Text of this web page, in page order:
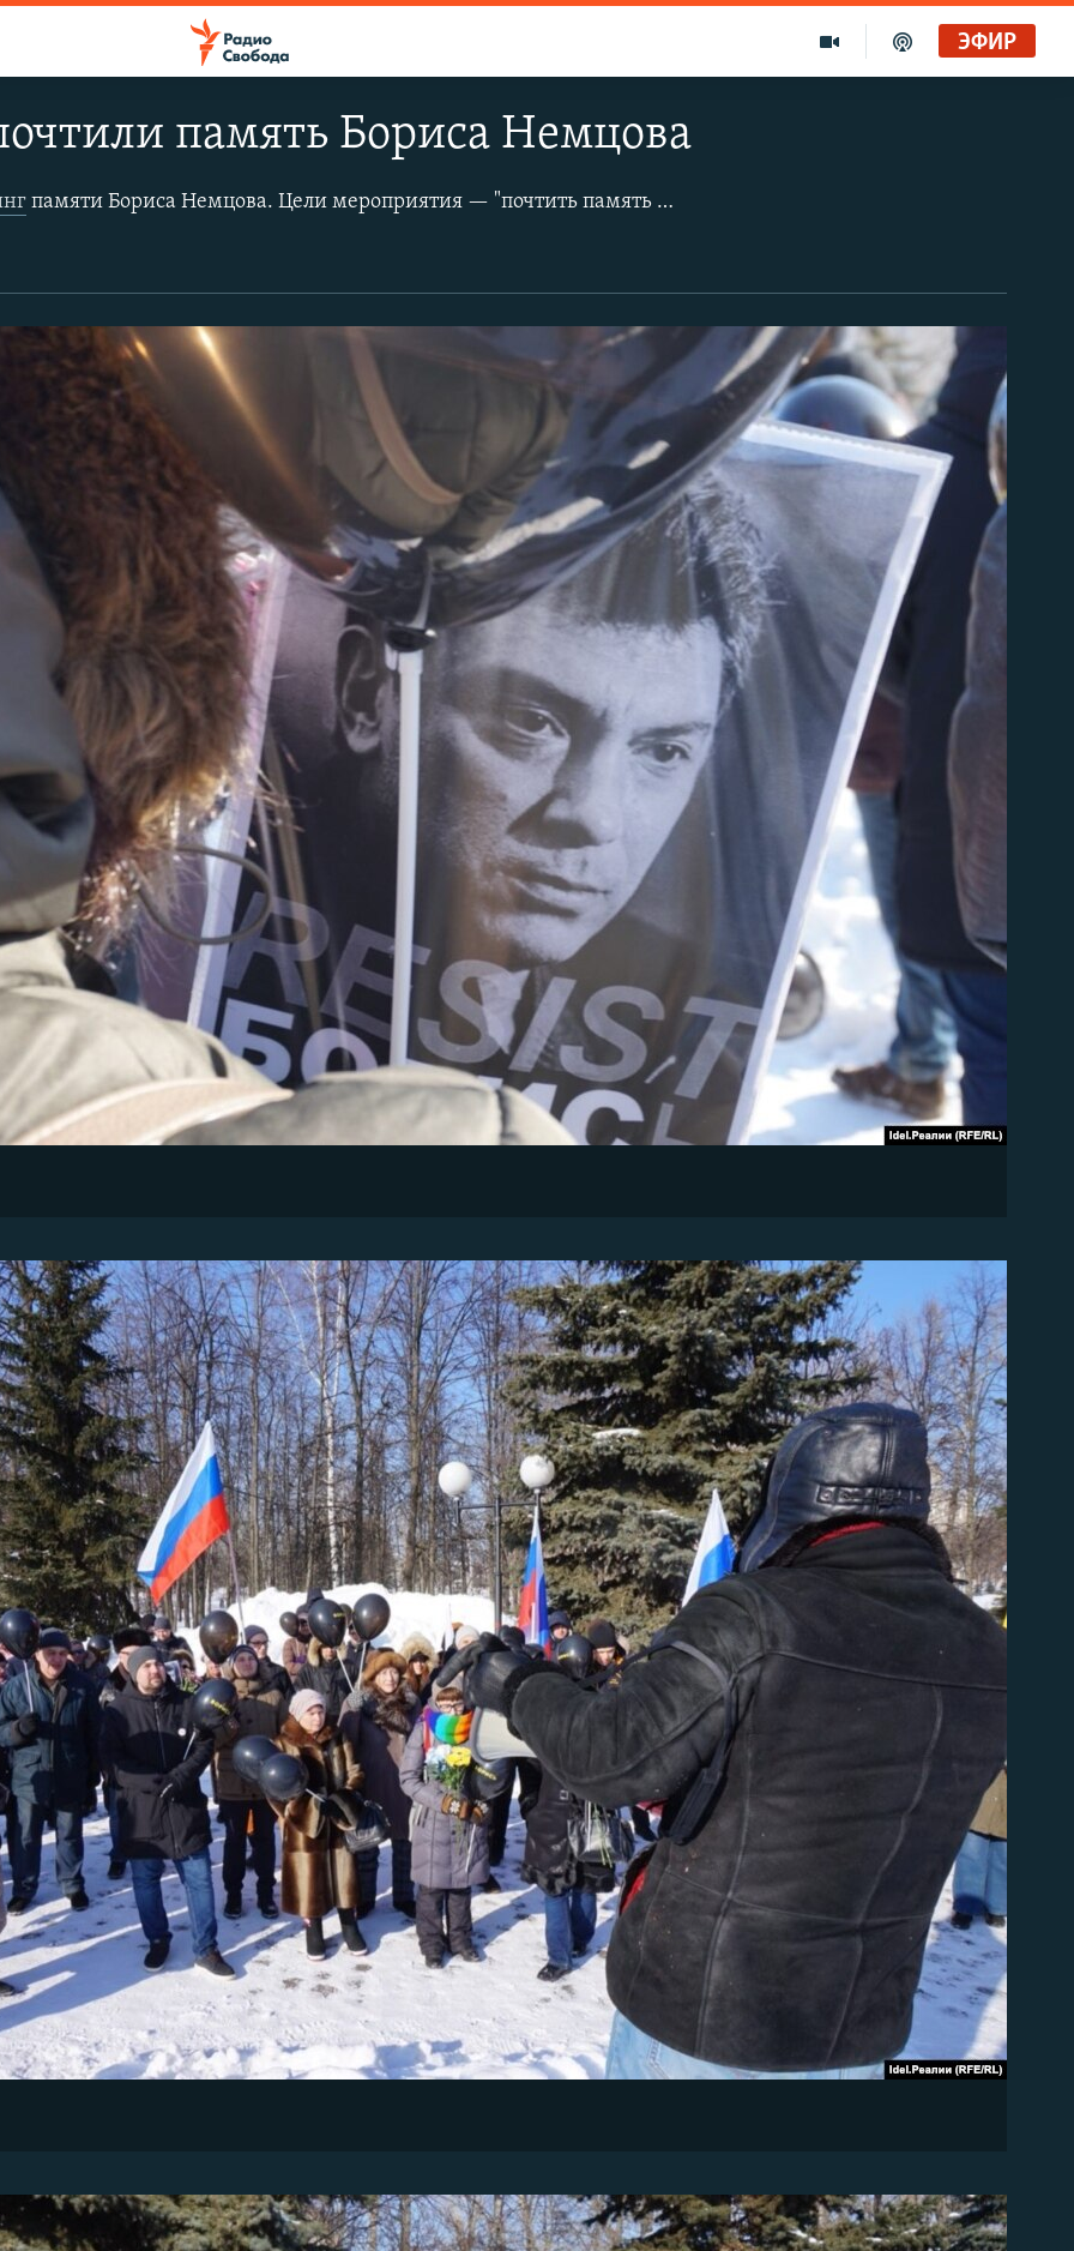
ЭФИР
память Бориса Немцова
памяти Бориса Немцова. ​Цели мероприятия — "почтить память выдающегося публичного политика Бориса Немцова, убитого три года назад", "выразить наше недоверие неэффективной работе следственных органов в поисках заказчика этого преступления, "поддержать инициативу переименовать Большой Москворецкий мост, где был убит Борис Немцов, в Немцов Мост".